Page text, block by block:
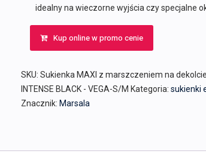
idealny na wieczorne wyjścia czy specjalne
Kup online w promo cenie
SKU: Sukienka MAXI z marszczeniem na
INTENSE BLACK - VEGA-S/M Kategoria: sukienki
Znacznik: Marsala